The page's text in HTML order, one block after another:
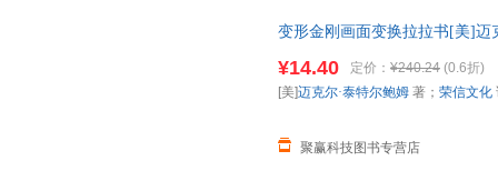
变形金刚画面变换拉拉书[美]迈
电子发票！
¥14.40 定价： ¥240.24 (0.6折)
聚赢科技图书专营店
[美]迈克尔·泰特尔鲍姆 著； 荣信文化